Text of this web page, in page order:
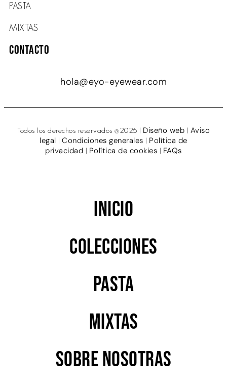
PASTA
MIXTAS
Contacto
hola@eyo-eyewear.com
Todos los derechos reservados @2026 | Diseño web | Aviso
legal | Condiciones generales | Política de
privacidad | Política de cookies | FAQs
Inicio
Colecciones
PASTA
MIXTAS
Sobre nosotras